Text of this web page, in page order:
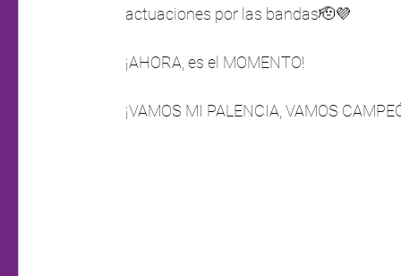
actuaciones por las bandas🫡💜
¡AHORA, es el MOMENTO!
¡VAMOS MI PALENCIA, VAMOS